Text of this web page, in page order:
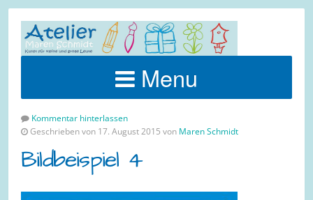
Menu
Kommentar hinterlassen
Geschrieben von 17. August 2015 von Maren Schmidt
Bildbeispiel 4